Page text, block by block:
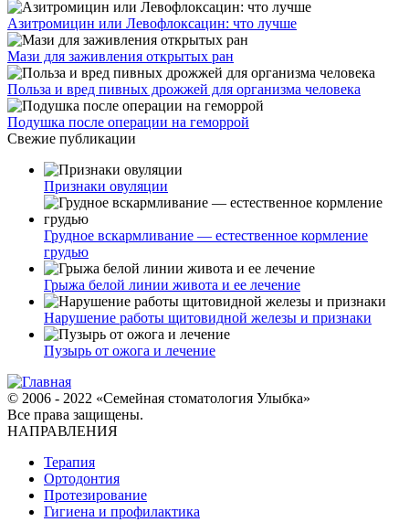
Азитромицин или Левофлоксацин: что лучше
Мази для заживления открытых ран
Польза и вред пивных дрожжей для организма человека
Подушка после операции на геморрой
Свежие публикации
Признаки овуляции
Грудное вскармливание — естественное кормление
грудью
Грыжа белой линии живота и ее лечение
Нарушение работы щитовидной железы и признаки
Пузырь от ожога и лечение
© 2006 - 2022 «Семейная стоматология Улыбка»
Все права защищены.
НАПРАВЛЕНИЯ
Терапия
Ортодонтия
Протезирование
Гигиена и профилактика